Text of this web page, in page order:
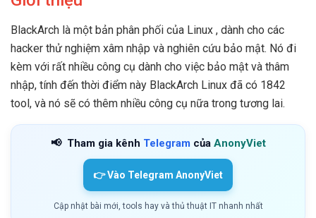
BlackArch là một bản phân phối của Linux , dành cho các
hacker thử nghiệm xâm nhập và nghiên cứu bảo mật. Nó đi
kèm với rất nhiều công cụ dành cho việc bảo mật và thâm
nhập, tính đến thời điểm này BlackArch Linux đã có 1842
tool, và nó sẽ có thêm nhiều công cụ nữa trong tương lai.
📢 Tham gia kênh Telegram của AnonyViet
👉 Vào Telegram AnonyViet
Cập nhật bài mới, tools hay và thủ thuật IT nhanh nhất